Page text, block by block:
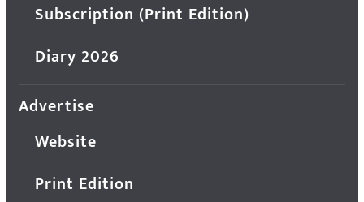
Subscription (Print Edition)
Diary 2026
Advertise
Website
Print Edition